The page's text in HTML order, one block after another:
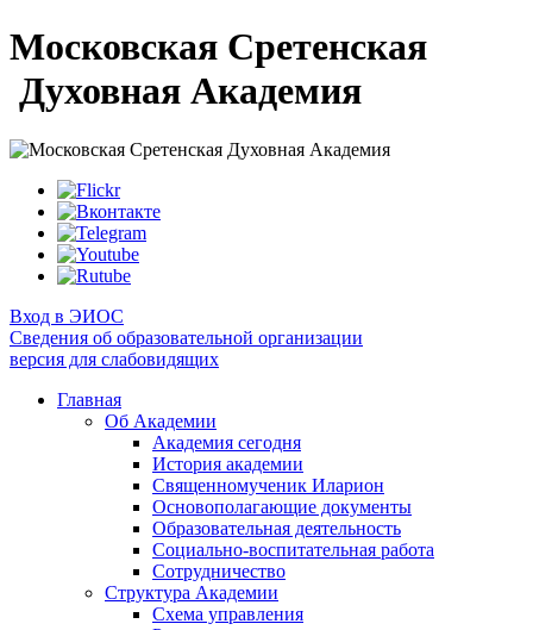
Московская Сретенская
Духовная Академия
Вход в ЭИОС
Сведения об образовательной организации
версия для слабовидящих
Главная
Об Академии
Академия сегодня
История академии
Священномученик Иларион
Основополагающие документы
Образовательная деятельность
Социально-воспитательная работа
Сотрудничество
Структура Академии
Схема управления